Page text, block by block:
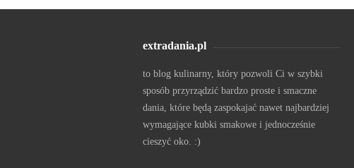
extradania.pl
to blog kulinarny, który pozwoli Ci w szybki
sposób przyrządzić bardzo proste i smaczne
dania, które będą zaspokajać nawet najbardziej
wymagające kubki smakowe i jednocześnie
cieszyć oko. :)